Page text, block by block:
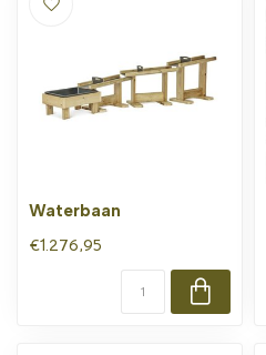
Waterbaan
€1.276,95